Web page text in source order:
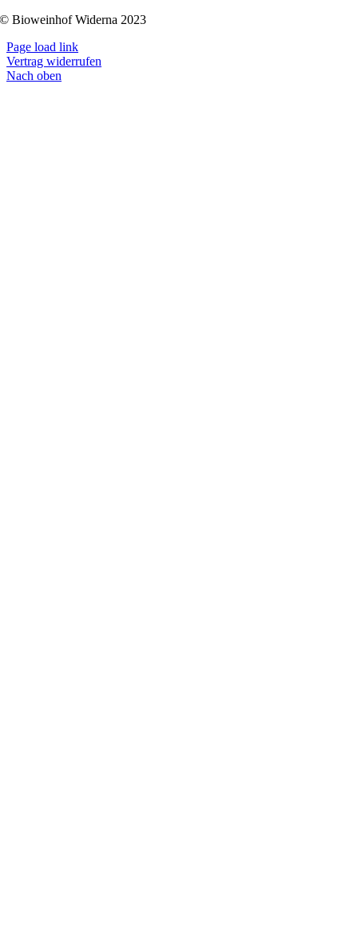
© Bioweinhof Widerna 2023
Page load link
Vertrag widerrufen
Nach oben